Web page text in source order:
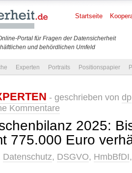
Portal für Fragen der Datensicherheit
und behördlichen Umfeld
Startseite
Experten Portraits Positionspapier
- geschrieben von dp
Kommentare
2025:
775.000 Euro
Datenschutz, DSGVO, HmbBfDI